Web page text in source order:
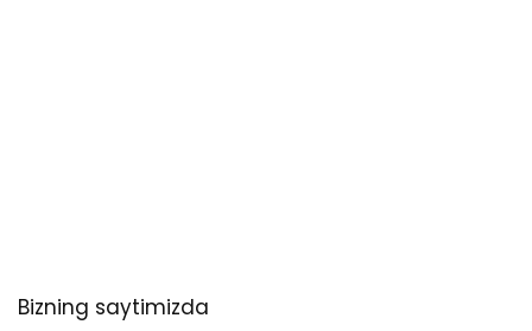
Bizning saytimizda